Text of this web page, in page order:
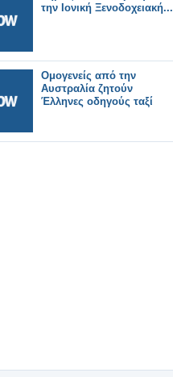
την Ιονική Ξενοδοχειακή...
Ομογενείς από την
Αυστραλία ζητούν
Έλληνες οδηγούς ταξί